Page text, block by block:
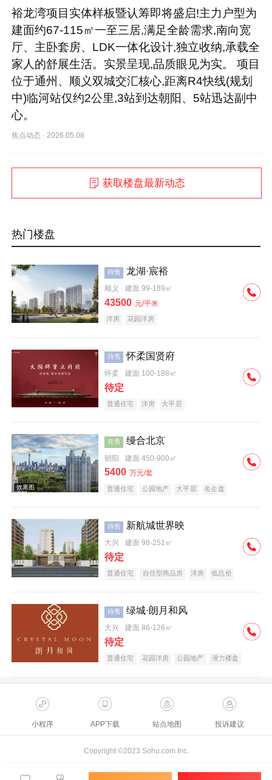
裕龙湾项目实体样板暨认筹即将盛启!主力户型为
建面约67-115㎡一至三居,满足全龄需求,南向宽
厅、主卧套房、LDK一体化设计,独立收纳,承载全
家人的舒展生活。实景呈现,品质眼见为实。 项目
位于通州、顺义双城交汇核心,距离R4快线(规划
中)临河站仅约2公里,3站到达朝阳、5站迅达副中
心。
焦点动态 · 2026.05.08
获取楼盘最新动态
热门楼盘
待售 龙湖·宸裕
顺义 建面 99-189㎡
43500 元/平米
洋房 花园洋房
待售 怀柔国贤府
怀柔 建面 100-188㎡
待定
普通住宅 洋房 大平层
在售 缦合北京
朝阳 建面 450-900㎡
5400 万元/套
普通住宅 公园地产 大平层 名企盘
待售 新航城世界映
大兴 建面 98-251㎡
待定
普通住宅 自住型商品房 洋房
低总价
待售 绿城·朗月和风
大兴 建面 86-126㎡
待定
普通住宅 花园洋房 公园地产
潜力楼盘
小程序 APP下载 站点地图 投诉建议
Copyright ©2023 Sohu.com Inc.